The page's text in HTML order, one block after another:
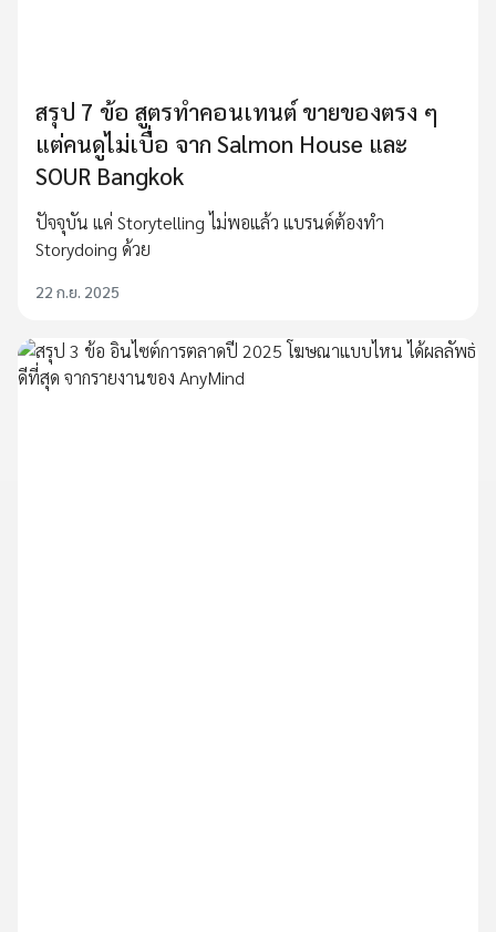
สรุป 7 ข้อ สูตรทำคอนเทนต์ ขายของตรง ๆ
แต่คนดูไม่เบื่อ จาก Salmon House และ
SOUR Bangkok
ปัจจุบัน แค่ Storytelling ไม่พอแล้ว แบรนด์ต้องทำ
Storydoing ด้วย
22 ก.ย. 2025